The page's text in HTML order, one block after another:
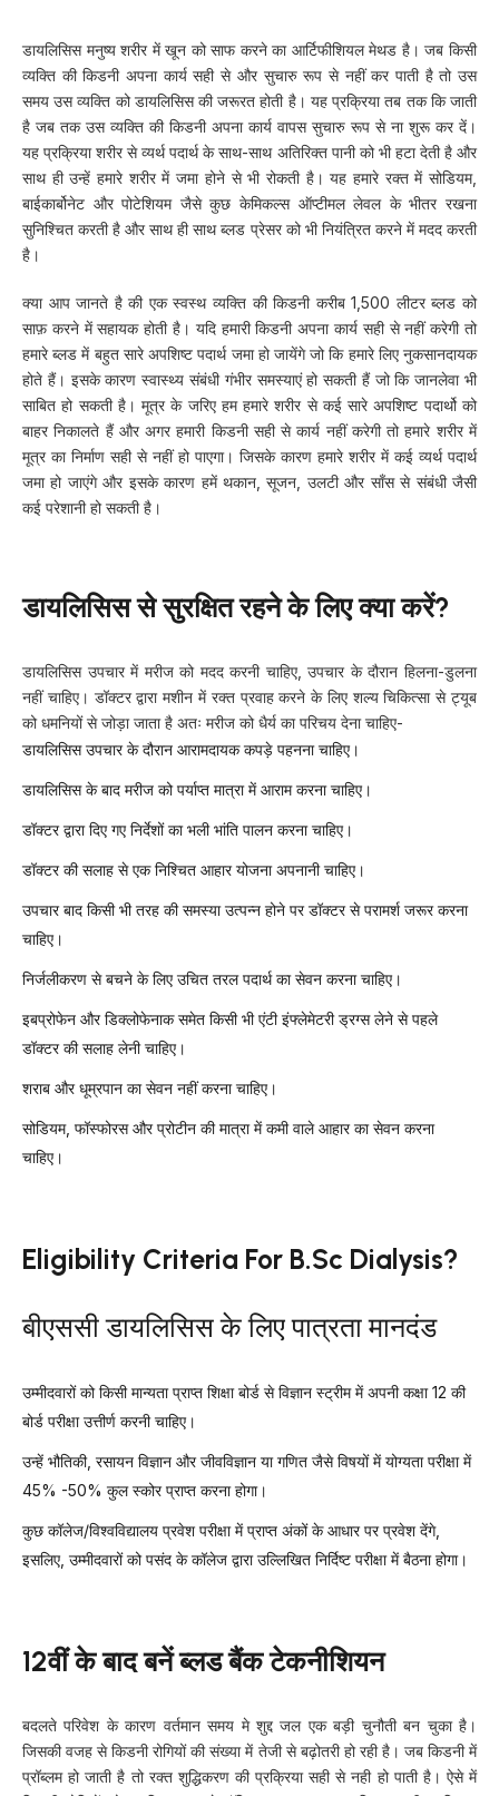
डायलिसिस मनुष्य शरीर में खून को साफ करने का आर्टिफीशियल मेथड है। जब किसी
व्यक्ति की किडनी अपना कार्य सही से और सुचारु रूप से नहीं कर पाती है तो उस
समय उस व्यक्ति को डायलिसिस की जरूरत होती है। यह प्रक्रिया तब तक कि जाती
है जब तक उस व्यक्ति की किडनी अपना कार्य वापस सुचारु रूप से ना शुरू कर दें।
यह प्रक्रिया शरीर से व्यर्थ पदार्थ के साथ-साथ अतिरिक्त पानी को भी हटा देती है और
साथ ही उन्हें हमारे शरीर में जमा होने से भी रोकती है। यह हमारे रक्त में सोडियम,
बाईकार्बोनेट और पोटेशियम जैसे कुछ केमिकल्स ऑप्टीमल लेवल के भीतर रखना
सुनिश्चित करती है और साथ ही साथ ब्लड प्रेसर को भी नियंत्रित करने में मदद करती
है।
क्या आप जानते है की एक स्वस्थ व्यक्ति की किडनी करीब 1,500 लीटर ब्लड को
साफ़ करने में सहायक होती है। यदि हमारी किडनी अपना कार्य सही से नहीं करेगी तो
हमारे ब्लड में बहुत सारे अपशिष्ट पदार्थ जमा हो जायेंगे जो कि हमारे लिए नुकसानदायक
होते हैं। इसके कारण स्वास्थ्य संबंधी गंभीर समस्याएं हो सकती हैं जो कि जानलेवा भी
साबित हो सकती है। मूत्र के जरिए हम हमारे शरीर से कई सारे अपशिष्ट पदार्थो को
बाहर निकालते हैं और अगर हमारी किडनी सही से कार्य नहीं करेगी तो हमारे शरीर में
मूत्र का निर्माण सही से नहीं हो पाएगा। जिसके कारण हमारे शरीर में कई व्यर्थ पदार्थ
जमा हो जाएंगे और इसके कारण हमें थकान, सूजन, उलटी और साँस से संबंधी जैसी
कई परेशानी हो सकती है।
डायलिसिस से सुरक्षित रहने के लिए क्या करें?
डायलिसिस उपचार में मरीज को मदद करनी चाहिए, उपचार के दौरान हिलना-डुलना
नहीं चाहिए। डॉक्टर द्वारा मशीन में रक्त प्रवाह करने के लिए शल्य चिकित्सा से ट्यूब
को धमनियों से जोड़ा जाता है अतः मरीज को धैर्य का परिचय देना चाहिए-
डायलिसिस उपचार के दौरान आरामदायक कपड़े पहनना चाहिए।
डायलिसिस के बाद मरीज को पर्याप्त मात्रा में आराम करना चाहिए।
डॉक्टर द्वारा दिए गए निर्देशों का भली भांति पालन करना चाहिए।
डॉक्टर की सलाह से एक निश्चित आहार योजना अपनानी चाहिए।
उपचार बाद किसी भी तरह की समस्या उत्पन्न होने पर डॉक्टर से परामर्श जरूर करना
चाहिए।
निर्जलीकरण से बचने के लिए उचित तरल पदार्थ का सेवन करना चाहिए।
इबप्रोफेन और डिक्लोफेनाक समेत किसी भी एंटी इंफ्लेमेटरी ड्रग्स लेने से पहले
डॉक्टर की सलाह लेनी चाहिए।
शराब और धूम्रपान का सेवन नहीं करना चाहिए।
सोडियम, फॉस्फोरस और प्रोटीन की मात्रा में कमी वाले आहार का सेवन करना
चाहिए।
Eligibility Criteria For B.Sc Dialysis?
बीएससी डायलिसिस के लिए पात्रता मानदंड
उम्मीदवारों को किसी मान्यता प्राप्त शिक्षा बोर्ड से विज्ञान स्ट्रीम में अपनी कक्षा 12 की
बोर्ड परीक्षा उत्तीर्ण करनी चाहिए।
उन्हें भौतिकी, रसायन विज्ञान और जीवविज्ञान या गणित जैसे विषयों में योग्यता परीक्षा में
45% -50% कुल स्कोर प्राप्त करना होगा।
कुछ कॉलेज/विश्वविद्यालय प्रवेश परीक्षा में प्राप्त अंकों के आधार पर प्रवेश देंगे,
इसलिए, उम्मीदवारों को पसंद के कॉलेज द्वारा उल्लिखित निर्दिष्ट परीक्षा में बैठना होगा।
12वीं के बाद बनें ब्लड बैंक टेकनीशियन
बदलते परिवेश के कारण वर्तमान समय मे शुद्द जल एक बड़ी चुनौती बन चुका है।
जिसकी वजह से किडनी रोगियों की संख्या में तेजी से बढ़ोतरी हो रही है। जब किडनी में
प्रॉब्लम हो जाती है तो रक्त शुद्धिकरण की प्रक्रिया सही से नही हो पाती है। ऐसे में